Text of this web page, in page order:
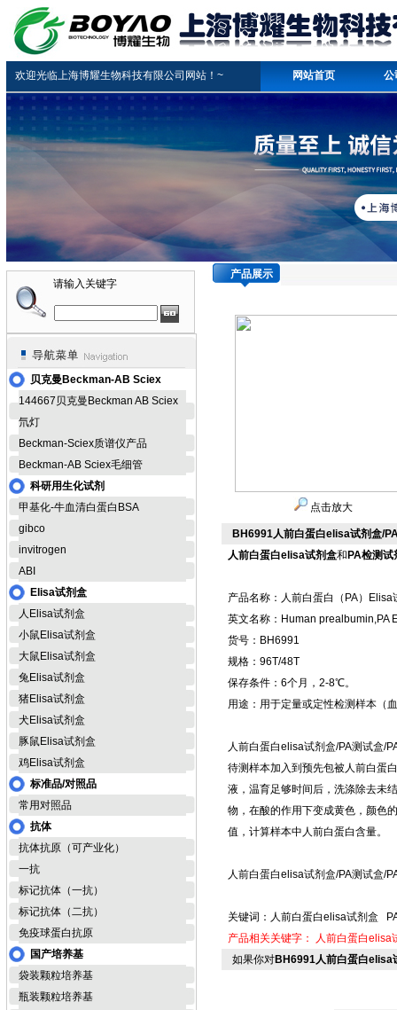
欢迎光临上海博耀生物科技有限公司网站！~ 网站首页 公
请输入关键字
贝克曼Beckman-AB Sciex
144667贝克曼Beckman AB Sciex
氘灯
Beckman-Sciex质谱仪产品
Beckman-AB Sciex毛细管
科研用生化试剂
甲基化-牛血清白蛋白BSA
gibco
invitrogen
ABI
Elisa试剂盒
人Elisa试剂盒
小鼠Elisa试剂盒
大鼠Elisa试剂盒
兔Elisa试剂盒
猪Elisa试剂盒
犬Elisa试剂盒
豚鼠Elisa试剂盒
鸡Elisa试剂盒
标准品/对照品
常用对照品
抗体
抗体抗原（可产业化）
一抗
标记抗体（一抗）
标记抗体（二抗）
免疫球蛋白抗原
国产培养基
袋装颗粒培养基
瓶装颗粒培养基
产品展示
点击放大
BH6991人前白蛋白elisa试剂盒/
人前白蛋白elisa试剂盒和 PA检测试
产品名称：人前白蛋白（PA）Elisa
英文名称：Human prealbumin,PA
货号：BH6991
规格：96T/48T
保存条件：6个月，2-8℃。
用途：用于定量或定性检测样本（
人前白蛋白elisa试剂盒/PA测试盒/
待测样本加入到预先包被人前白蛋
液，温育足够时间后，洗涤除去未
物，在酸的作用下变成黄色，颜色
值，计算样本中人前白蛋白含量。
人前白蛋白elisa试剂盒/PA测试盒/
关键词：人前白蛋白elisa试剂盒
产品相关关键字：
人前白蛋白elisa
如果你对BH6991人前白蛋白elisa